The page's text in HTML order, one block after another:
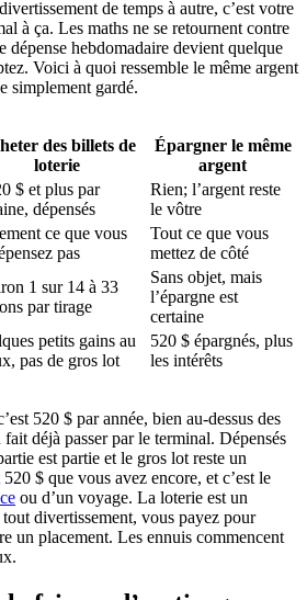
de temps à autre, c’est votre
à ça. Les maths ne se retournent contre
dépense hebdomadaire devient quelque
Voici à quoi ressemble le même argent
simplement gardé.
des billets de
loterie
Épargner le même
argent
$ et plus par
dépensés
Rien; l’argent reste
le vôtre
ce que vous
pas
Tout ce que vous
mettez de côté
1 sur 14 à 33
par tirage
Sans objet, mais
l’épargne est
certaine
petits gains au
pas de gros lot
520 $ épargnés, plus
les intérêts
520 $ par année, bien au-dessus des
déjà passer par le terminal. Dépensés
est partie et le gros lot reste un
$ que vous avez encore, et c’est le
ou d’un voyage. La loterie est un
divertissement, vous payez pour
un placement. Les ennuis commencent